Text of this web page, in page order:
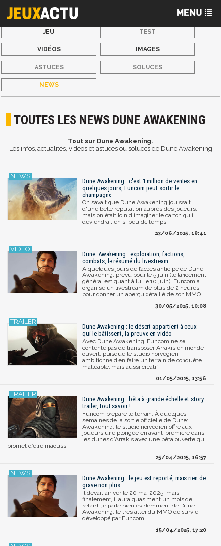
JEU TEST
VIDÉOS IMAGES
ASTUCES SOLUCES
NEWS
TOUTES LES NEWS DUNE AWAKENING
Tout sur Dune Awakening.
Les infos, actualités, vidéos et astuces ou soluces de Dune Awakening
Dune Awakening : c'est 1 million de ventes en
quelques jours, Funcom peut sortir le
champagne
On savait que Dune Awakening jouissait
d'une belle réputation auprès des joueurs,
mais on était loin d'imaginer le carton qu'il
deviendrait en si peu de temps
23/06/2025, 18:41
Dune: Awakening : exploration, factions,
combats, le résumé du livestream
À quelques jours de l’accès anticipé de Dune
Awakening, prévu pour le 5 juin (le lancement
général est quant à lui le 10 juin), Funcom a
organisé un livestream de plus de 2 heures
pour donner un aperçu détaillé de son MMO.
30/05/2025, 10:08
Dune Awakening : le désert appartient à ceux
qui le bâtissent, la preuve en vidéo
Avec Dune Awakening, Funcom ne se
contente pas de transposer Arrakis en monde
ouvert, puisque le studio norvégien
ambitionne d’en faire un terrain de conquête
malléable, mais aussi créatif.
01/05/2025, 13:56
Dune Awakening : bêta à grande échelle et story
trailer, tout savoir !
Funcom prépare le terrain. À quelques
semaines de la sortie officielle de Dune:
Awakening, le studio norvégien offre aux
joueurs une plongée en avant-première dans
les dunes d’Arrakis avec une bêta ouverte qui
promet d’être maouss
25/04/2025, 16:57
Dune Awakening : le jeu est reporté, mais rien de
grave non plus...
Il devait arriver le 20 mai 2025, mais
finalement, il aura quasiment un mois de
retard, je parle bien évidemment de Dune
Awakening, le très attendu MMO de survie
développé par Funcom.
15/04/2025, 17:20